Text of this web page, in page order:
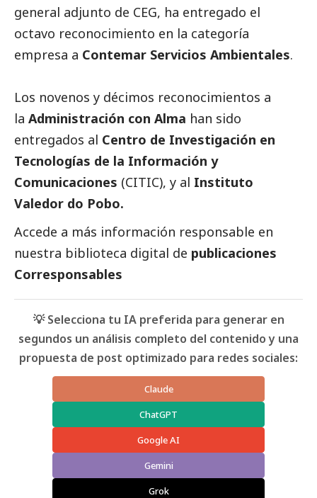
general adjunto de CEG, ha entregado el
octavo reconocimiento en la categoría
empresa a Contemar Servicios Ambientales.
Los novenos y décimos reconocimientos a
la Administración con Alma han sido
entregados al Centro de Investigación en
Tecnologías de la Información y
Comunicaciones (CITIC), y al Instituto
Valedor do Pobo.
Accede a más información responsable en
nuestra biblioteca digital de publicaciones
Corresponsables
💡 Selecciona tu IA preferida para generar en
segundos un análisis completo del contenido y una
propuesta de post optimizado para redes sociales:
Claude
ChatGPT
Google AI
Gemini
Grok